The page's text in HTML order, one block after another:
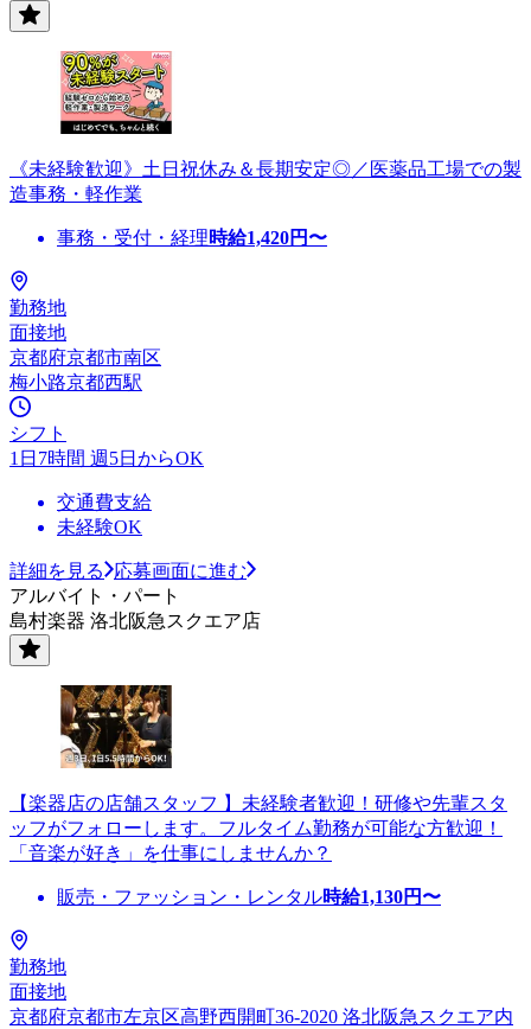
《未経験歓迎》土日祝休み＆長期安定◎／医薬品工場での製
造事務・軽作業
事務・受付・経理時給1,420円〜
勤務地
面接地
京都府京都市南区
梅小路京都西駅
シフト
1日7時間 週5日からOK
交通費支給
未経験OK
詳細を見る
応募画面に進む
アルバイト・パート
島村楽器 洛北阪急スクエア店
【楽器店の店舗スタッフ 】未経験者歓迎！研修や先輩スタ
ッフがフォローします。フルタイム勤務が可能な方歓迎！
「音楽が好き」を仕事にしませんか？
販売・ファッション・レンタル時給1,130円〜
勤務地
面接地
京都府京都市左京区高野西開町36-2020 洛北阪急スクエア内